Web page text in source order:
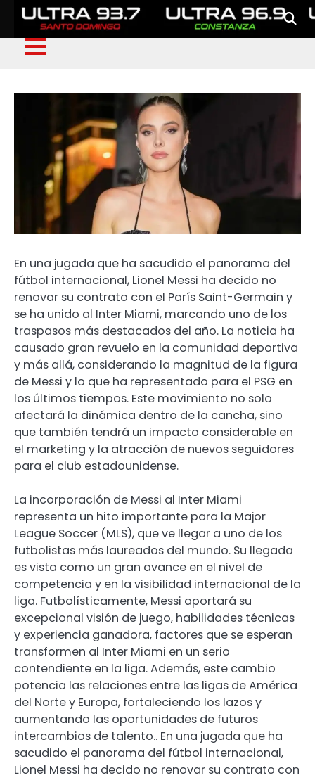
En una jugada que ha sacudido el panorama del
fútbol internacional, Lionel Messi ha decido no
renovar su contrato con el París Saint-Germain y
se ha unido al Inter Miami, marcando uno de los
traspasos más destacados del año. La noticia ha
causado gran revuelo en la comunidad deportiva
y más allá, considerando la magnitud de la figura
de Messi y lo que ha representado para el PSG en
los últimos tiempos. Este movimiento no solo
afectará la dinámica dentro de la cancha, sino
que también tendrá un impacto considerable en
el marketing y la atracción de nuevos seguidores
para el club estadounidense.
La incorporación de Messi al Inter Miami
representa un hito importante para la Major
League Soccer (MLS), que ve llegar a uno de los
futbolistas más laureados del mundo. Su llegada
es vista como un gran avance en el nivel de
competencia y en la visibilidad internacional de la
liga. Futbolísticamente, Messi aportará su
excepcional visión de juego, habilidades técnicas
y experiencia ganadora, factores que se esperan
transformen al Inter Miami en un serio
contendiente en la liga. Además, este cambio
potencia las relaciones entre las ligas de América
del Norte y Europa, fortaleciendo los lazos y
aumentando las oportunidades de futuros
intercambios de talento.. En una jugada que ha
sacudido el panorama del fútbol internacional,
Lionel Messi ha decido no renovar su contrato con